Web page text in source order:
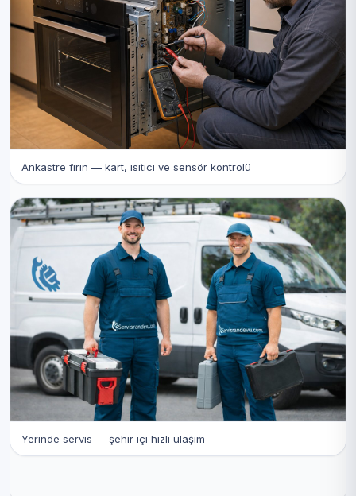
Ankastre fırın — kart, ısıtıcı ve sensör kontrolü
Yerinde servis — şehir içi hızlı ulaşım